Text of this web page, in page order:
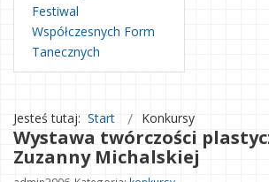
Festiwal
Współczesnych Form
Tanecznych
Jesteś tutaj: Start Konkursy
Wystawa twórczości
Zuzanny Michalskiej